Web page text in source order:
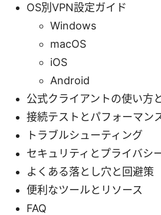
OS別VPN設定ガイド
Windows
macOS
iOS
Android
公式クライアントの使い方
接続テストとパフォーマン
トラブルシューティング
セキュリティとプライバシ
よくある落とし穴と回避策
便利なツールとリソース
FAQ